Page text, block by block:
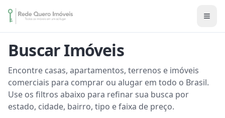
Buscar Imóveis
Encontre casas, apartamentos, terrenos e imóveis
comerciais para comprar ou alugar em todo o Brasil.
Use os filtros abaixo para refinar sua busca por
estado, cidade, bairro, tipo e faixa de preço.